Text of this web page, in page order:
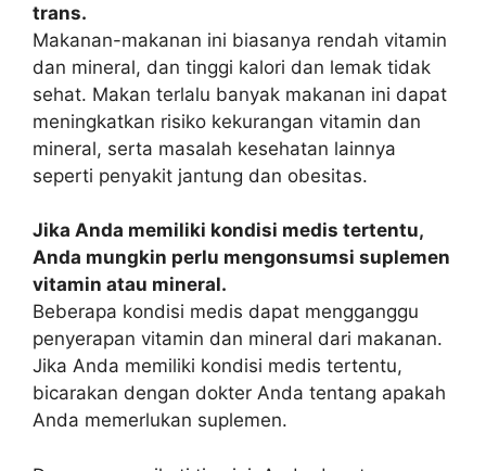
trans.
Makanan-makanan ini biasanya rendah vitamin
dan mineral, dan tinggi kalori dan lemak tidak
sehat. Makan terlalu banyak makanan ini dapat
meningkatkan risiko kekurangan vitamin dan
mineral, serta masalah kesehatan lainnya
seperti penyakit jantung dan obesitas.
Jika Anda memiliki kondisi medis tertentu,
Anda mungkin perlu mengonsumsi suplemen
vitamin atau mineral.
Beberapa kondisi medis dapat mengganggu
penyerapan vitamin dan mineral dari makanan.
Jika Anda memiliki kondisi medis tertentu,
bicarakan dengan dokter Anda tentang apakah
Anda memerlukan suplemen.